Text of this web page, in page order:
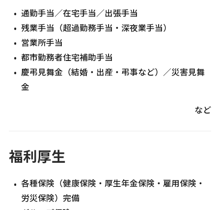
通勤手当／在宅手当／出張手当
残業手当（超過勤務手当・深夜業手当）
営業所手当
都市勤務者住宅補助手当
慶弔見舞金（結婚・出産・弔事など）／災害見舞
金
福利厚生
各種保険（健康保険・厚生年金保険・雇用保険・
労災保険）完備